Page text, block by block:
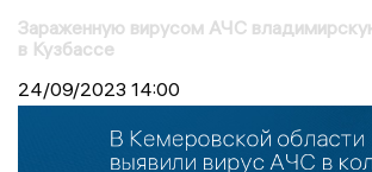
Зараженную вирусом АЧС
в Кузбассе
24/09/2023 14:00